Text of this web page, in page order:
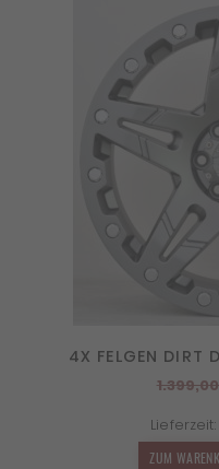
4X FELGEN DIRT
Lieferzeit:
ZUM